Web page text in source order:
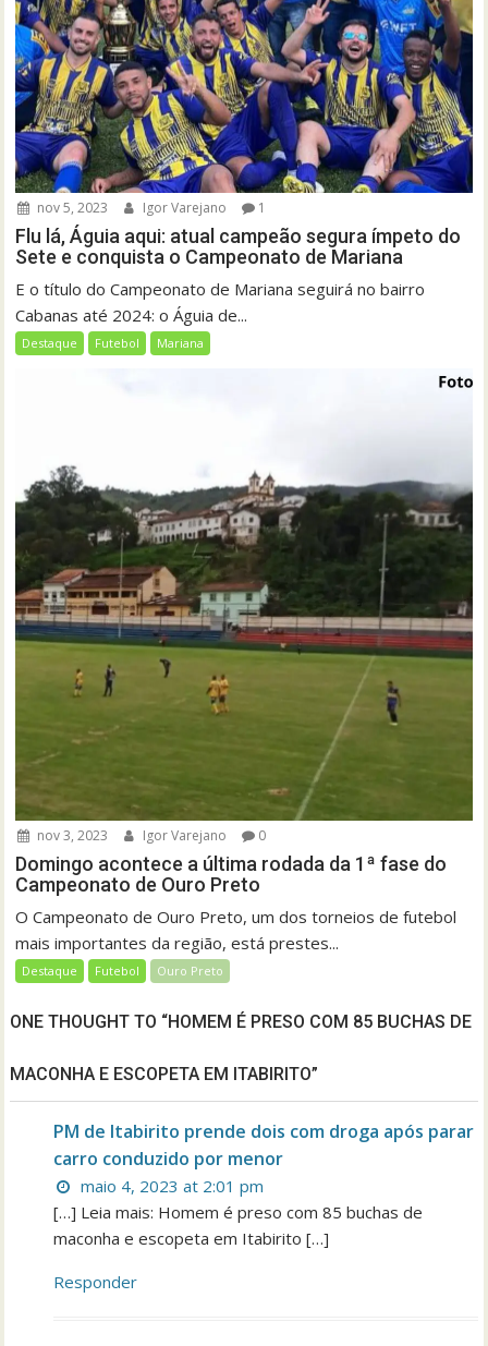
nov 5, 2023 Igor Varejano 1
Flu lá, Águia aqui: atual campeão segura ímpeto do
Sete e conquista o Campeonato de Mariana
E o título do Campeonato de Mariana seguirá no bairro
Cabanas até 2024: o Águia de...
Destaque Futebol Mariana
nov 3, 2023 Igor Varejano 0
Domingo acontece a última rodada da 1ª fase do
Campeonato de Ouro Preto
O Campeonato de Ouro Preto, um dos torneios de futebol
mais importantes da região, está prestes...
Destaque Futebol Ouro Preto
ONE THOUGHT TO “HOMEM É PRESO COM 85 BUCHAS DE
MACONHA E ESCOPETA EM ITABIRITO”
PM de Itabirito prende dois com droga após parar
carro conduzido por menor
maio 4, 2023 at 2:01 pm
[…] Leia mais: Homem é preso com 85 buchas de
maconha e escopeta em Itabirito […]
Responder